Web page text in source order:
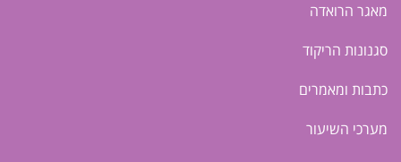
מאגר הרואדה
סגנונות הריקוד
כתבות ומאמרים
מערכי השיעור